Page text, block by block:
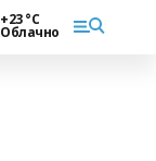
+23 °С
Облачно